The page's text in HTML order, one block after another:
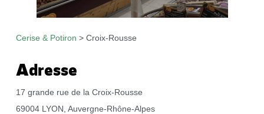
Cerise & Potiron > Croix-Rousse
Adresse
17 grande rue de la Croix-Rousse
69004 LYON, Auvergne-Rhône-Alpes